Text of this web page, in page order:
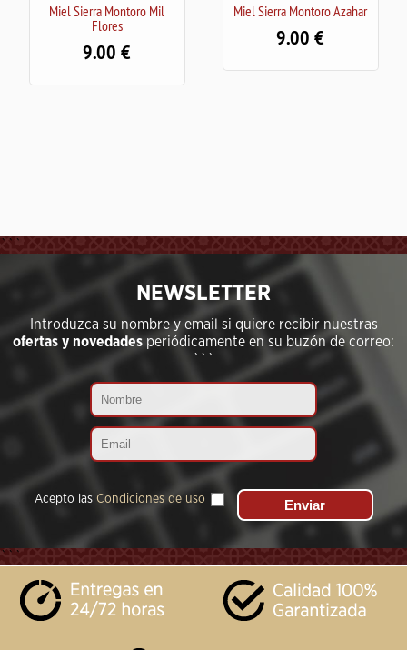
Mil
Miel Sierra Montoro Azahar
Arbequina
```
NEWSLETTER
Introduzca su nombre y email si quiere recibir nuestras
ofertas y novedades periódicamente en su buzón de correo:
```
Acepto las Condiciones de uso
```